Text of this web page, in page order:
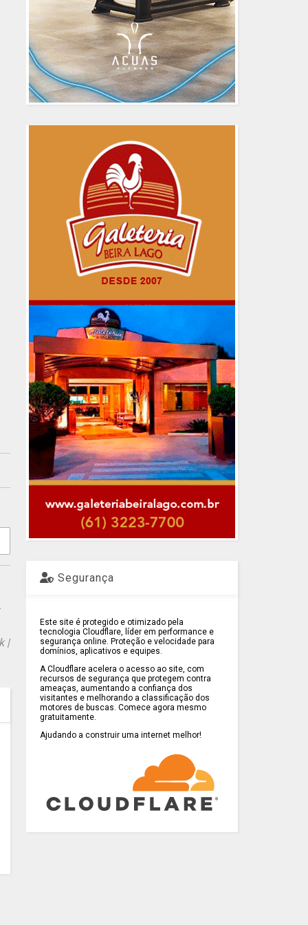
|
Segurança
Este site é protegido e otimizado pela
tecnologia Cloudflare, líder em performance e
segurança online. Proteção e velocidade para
domínios, aplicativos e equipes.
A Cloudflare acelera o acesso ao site, com
recursos de segurança que protegem contra
ameaças, aumentando a confiança dos
visitantes e melhorando a classificação dos
motores de buscas. Comece agora mesmo
gratuitamente.
Ajudando a construir uma internet melhor!